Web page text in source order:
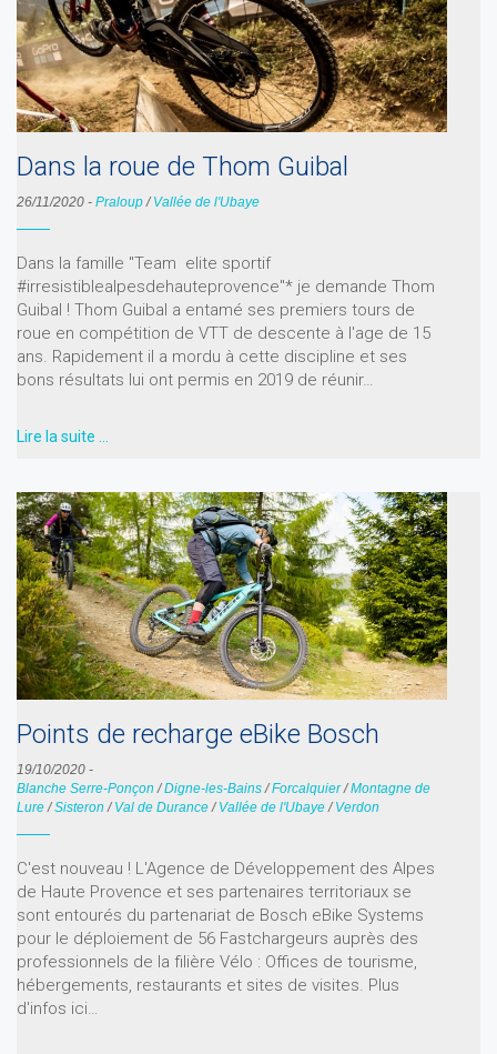
Dans la roue de Thom Guibal
26/11/2020 - Praloup / Vallée de l'Ubaye
Dans la famille "Team elite sportif
#irresistiblealpesdehauteprovence"* je demande Thom
Guibal ! Thom Guibal a entamé ses premiers tours de
roue en compétition de VTT de descente à l'age de 15
ans. Rapidement il a mordu à cette discipline et ses
bons résultats lui ont permis en 2019 de réunir…
Lire la suite …
Points de recharge eBike Bosch
19/10/2020 -
Blanche Serre-Ponçon /Digne-les-Bains /Forcalquier/Montagne de
Lure /Sisteron / Val de Durance / Vallée de l'Ubaye / Verdon
C'est nouveau ! L'Agence de Développement des Alpes
de Haute Provence et ses partenaires territoriaux se
sont entourés du partenariat de Bosch eBike Systems
pour le déploiement de 56 Fastchargeurs auprès des
professionnels de la filière Vélo : Offices de tourisme,
hébergements, restaurants et sites de visites. Plus
d'infos ici…